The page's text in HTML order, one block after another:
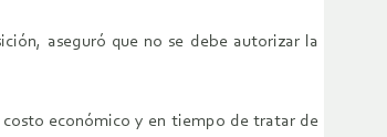
aseguró que no se debe autorizar la
económico y en tiempo de tratar de